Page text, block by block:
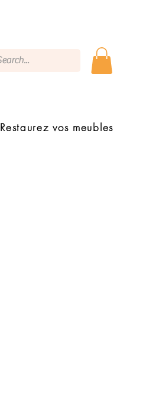
Restaurez vos meubles